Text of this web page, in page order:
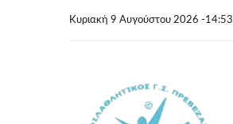
Κυριακή 9 Αυγούστου 2026 -14:53